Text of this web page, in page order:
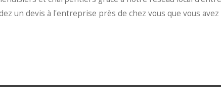
un devis à l'entreprise près de chez vous que vous